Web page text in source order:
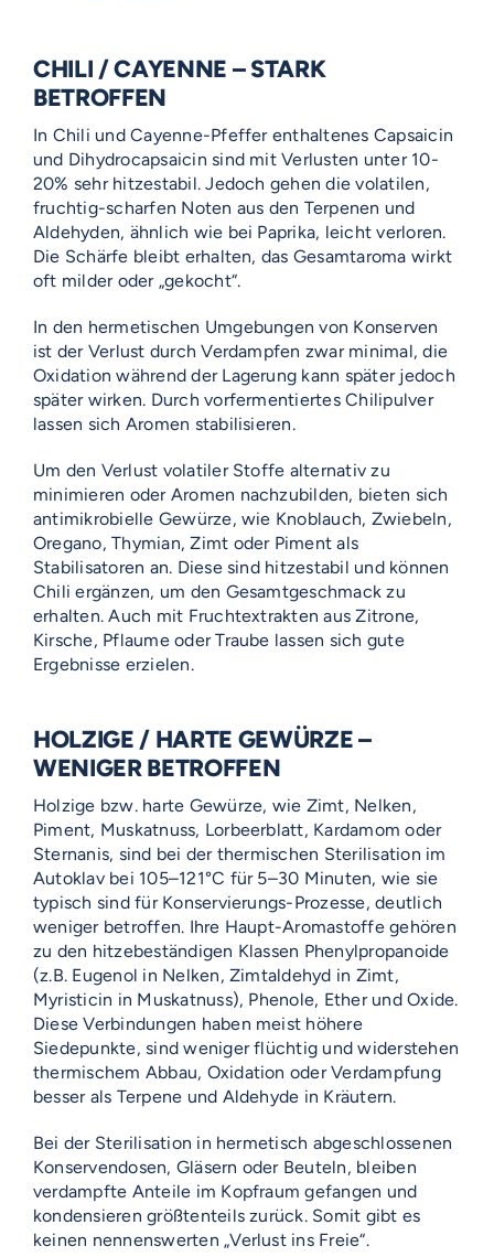
CHILI / CAYENNE – STARK
BETROFFEN
In Chili und Cayenne-Pfeffer enthaltenes Capsaicin
und Dihydrocapsaicin sind mit Verlusten unter 10-
20% sehr hitzestabil. Jedoch gehen die volatilen,
fruchtig-scharfen Noten aus den Terpenen und
Aldehyden, ähnlich wie bei Paprika, leicht verloren.
Die Schärfe bleibt erhalten, das Gesamtaroma wirkt
oft milder oder „gekocht“.
In den hermetischen Umgebungen von Konserven
ist der Verlust durch Verdampfen zwar minimal, die
Oxidation während der Lagerung kann später jedoch
später wirken. Durch vorfermentiertes Chilipulver
lassen sich Aromen stabilisieren.
Um den Verlust volatiler Stoffe alternativ zu
minimieren oder Aromen nachzubilden, bieten sich
antimikrobielle Gewürze, wie Knoblauch, Zwiebeln,
Oregano, Thymian, Zimt oder Piment als
Stabilisatoren an. Diese sind hitzestabil und können
Chili ergänzen, um den Gesamtgeschmack zu
erhalten. Auch mit Fruchtextrakten aus Zitrone,
Kirsche, Pflaume oder Traube lassen sich gute
Ergebnisse erzielen.
HOLZIGE / HARTE GEWÜRZE –
WENIGER BETROFFEN
Holzige bzw. harte Gewürze, wie Zimt, Nelken,
Piment, Muskatnuss, Lorbeerblatt, Kardamom oder
Sternanis, sind bei der thermischen Sterilisation im
Autoklav bei 105–121°C für 5–30 Minuten, wie sie
typisch sind für Konservierungs-Prozesse, deutlich
weniger betroffen. Ihre Haupt-Aromastoffe gehören
zu den hitzebeständigen Klassen Phenylpropanoide
(z.B. Eugenol in Nelken, Zimtaldehyd in Zimt,
Myristicin in Muskatnuss), Phenole, Ether und Oxide.
Diese Verbindungen haben meist höhere
Siedepunkte, sind weniger flüchtig und widerstehen
thermischem Abbau, Oxidation oder Verdampfung
besser als Terpene und Aldehyde in Kräutern.
Bei der Sterilisation in hermetisch abgeschlossenen
Konservendosen, Gläsern oder Beuteln, bleiben
verdampfte Anteile im Kopfraum gefangen und
kondensieren größtenteils zurück. Somit gibt es
keinen nennenswerten „Verlust ins Freie“.